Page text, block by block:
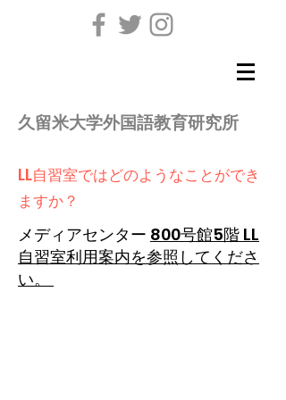
久留米大学外国語教育研究所
LL自習室ではどのようなことができ
ますか？
メディアセンター 800号館5階 LL
自習室利用案内を参照してくださ
い。